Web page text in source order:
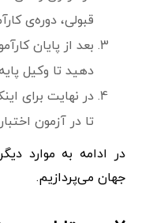
قبولی، دوره‌ی
بعد از پایان
دهید تا وکیل
در نهایت برای
تا در آزمون
در ادامه به موارد
جهان می‌پردازیم.